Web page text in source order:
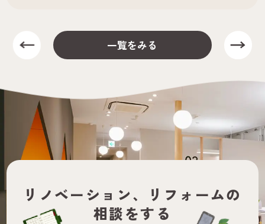
一覧をみる
リノベーション、
リフォームの
相談をする